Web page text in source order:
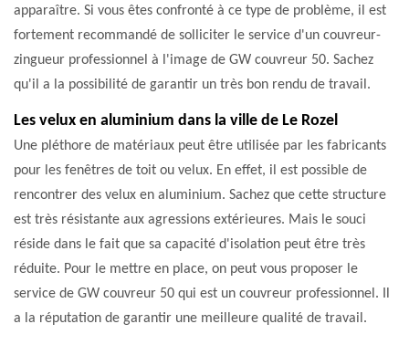
apparaître. Si vous êtes confronté à ce type de problème, il est
fortement recommandé de solliciter le service d'un couvreur-
zingueur professionnel à l'image de GW couvreur 50. Sachez
qu'il a la possibilité de garantir un très bon rendu de travail.
Les velux en aluminium dans la ville de Le Rozel
Une pléthore de matériaux peut être utilisée par les fabricants
pour les fenêtres de toit ou velux. En effet, il est possible de
rencontrer des velux en aluminium. Sachez que cette structure
est très résistante aux agressions extérieures. Mais le souci
réside dans le fait que sa capacité d'isolation peut être très
réduite. Pour le mettre en place, on peut vous proposer le
service de GW couvreur 50 qui est un couvreur professionnel. Il
a la réputation de garantir une meilleure qualité de travail.